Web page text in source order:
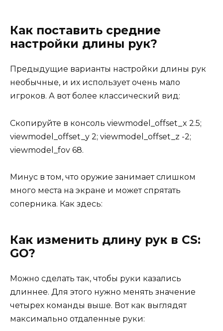
Как поставить средние
настройки длины рук?
Предыдущие варианты настройки длины рук
необычные, и их использует очень мало
игроков. А вот более классический вид:
Скопируйте в консоль viewmodel_offset_x 2.5;
viewmodel_offset_y 2; viewmodel_offset_z -2;
viewmodel_fov 68.
Минус в том, что оружие занимает слишком
много места на экране и может спрятать
соперника. Как здесь:
Как изменить длину рук в CS:
GO?
Можно сделать так, чтобы руки казались
длиннее. Для этого нужно менять значение
четырех команды выше. Вот как выглядят
максимально отдаленные руки: